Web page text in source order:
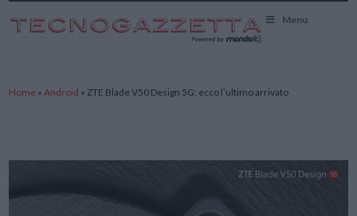
Menu
Home »Android »ZTE Blade V50 Design 5G: ecco l’ultimo arrivato